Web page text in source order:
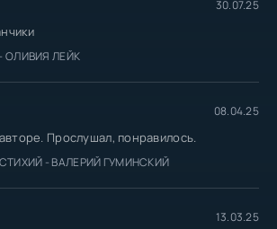
30.07.25
ОЛИВИЯ ЛЕЙК
08.04.25
Прослушал, понравилось.
- ВАЛЕРИЙ ГУМИНСКИЙ
13.03.25